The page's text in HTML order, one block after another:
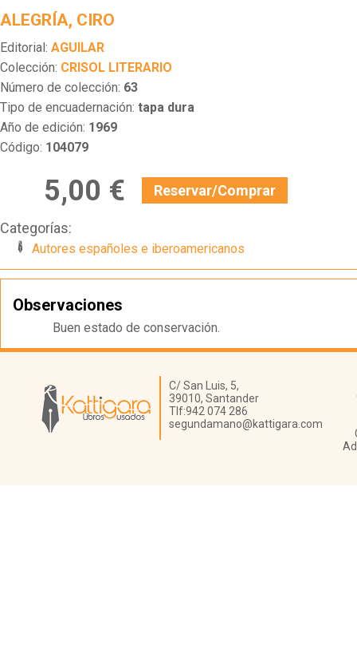
ALEGRÍA, CIRO
Editorial: AGUILAR
Colección: CRISOL LITERARIO
Número de colección: 63
Tipo de encuadernación: tapa dura
Año de edición: 1969
Código: 104079
5,00 € Reservar/Comprar
Categorías:
Autores españoles e iberoamericanos
Observaciones
Buen estado de conservación.
Librería Kattigara
C/ San Luis, 5,
39010, Santander
Tlf:942 074 286
segundamano@kattigara.com